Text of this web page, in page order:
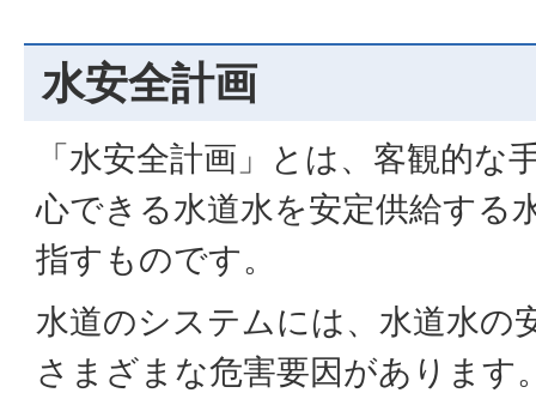
水安全計画
「水安全計画」とは、客観的な
心できる水道水を安定供給する
指すものです。
水道のシステムには、水道水の
さまざまな危害要因があります